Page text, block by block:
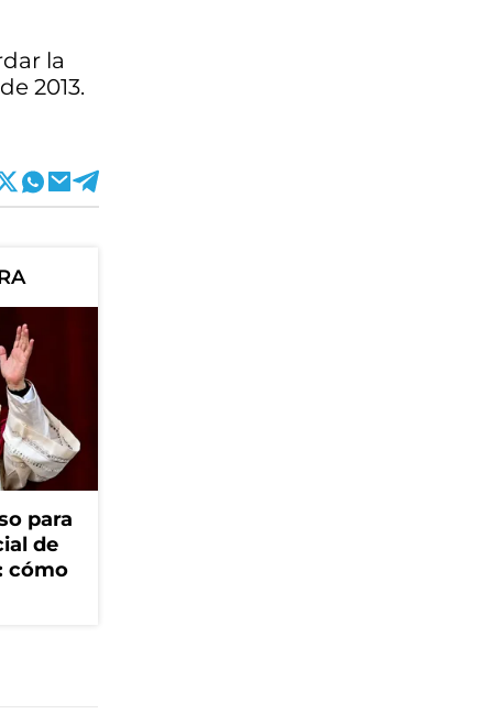
la
2013.
para
de
cómo